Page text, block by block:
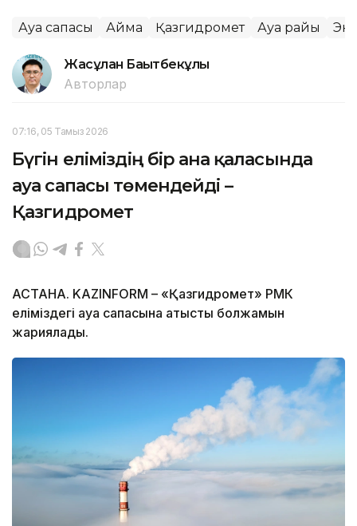
Ауа сапасы Аймақ Қазгидромет Ауа райы
Жасұлан Бақытбекұлы
Авторлар
07:16, 05 Тамыз 2026
Бүгін еліміздің бір ғана қаласында
ауа сапасы төмендейді –
Қазгидромет
АСТАНА. KAZINFORM – «Қазгидромет» РМК
еліміздегі ауа сапасына қатысты болжамын
жариялады.